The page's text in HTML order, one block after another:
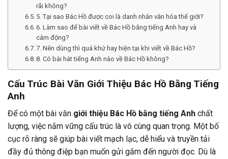
rãi không?
5. Tại sao Bác Hồ được coi là danh nhân văn hóa thế giới?
6. Làm sao để bài viết về Bác Hồ bằng tiếng Anh hay và
cảm động?
7. Nên dùng thì quá khứ hay hiện tại khi viết về Bác Hồ?
8. Có bài hát tiếng Anh nào về Bác Hồ không?
Cấu Trúc Bài Văn Giới Thiệu Bác Hồ Bằng Tiếng
Anh
Để có một bài văn giới thiệu Bác Hồ bằng tiếng Anh chất
lượng, việc nắm vững cấu trúc là vô cùng quan trọng. Một bố
cục rõ ràng sẽ giúp bài viết mạch lạc, dễ hiểu và truyền tải
đầy đủ thông điệp bạn muốn gửi gắm đến người đọc. Dù là